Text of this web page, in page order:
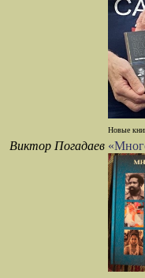
Новые
Виктор Погадаев